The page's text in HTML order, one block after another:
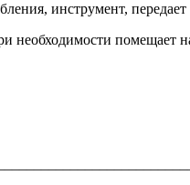
инструмент,
необходимости помещает